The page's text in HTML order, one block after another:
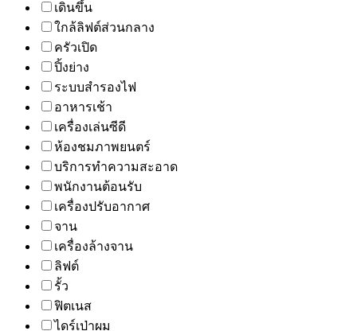
เดินขึ้น
ใกล้ลิฟต์ส่วนกลาง
ครัวเปิด
ปิ้งย่าง
ระบบสำรองไฟ
อาหารเช้า
เครื่องเล่นซีดี
ห้องชมภาพยนตร์
บริการทำความสะอาด
พนักงานต้อนรับ
เครื่องปรับอากาศ
จาน
เครื่องล้างจาน
ลิฟต์
รั้ว
ฟิตเนส
ไดร์เป่าผม